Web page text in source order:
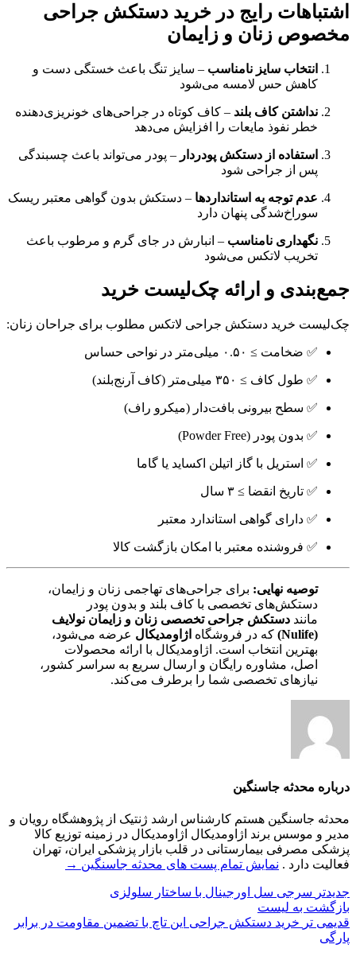
اشتباهات رایج در خرید دستکش جراحی
مخصوص زنان و زایمان
انتخاب سایز نامناسب – سایز تنگ باعث خستگی دست و
کاهش حس لامسه می‌شود
نداشتن کاف بلند – کاف کوتاه در جراحی‌های خونریزی‌دهنده
خطر نفوذ مایعات را افزایش می‌دهد
استفاده از دستکش پودردار – پودر می‌تواند باعث چسبندگی
پس از جراحی شود
عدم توجه به استانداردها – دستکش بدون گواهی معتبر ریسک
سوراخ‌شدگی پنهان دارد
نگهداری نامناسب – انبارش در جای گرم و مرطوب باعث
تخریب لاتکس می‌شود
جمع‌بندی و ارائه چک‌لیست خرید
چک‌لیست خرید دستکش جراحی لاتکس مطلوب برای جراحان زنان:
✅ ضخامت ≥ ۰.۵۰ میلی‌متر در نواحی حساس
✅ طول کاف ≥ ۳۵۰ میلی‌متر (کاف آرنج‌بلند)
✅ سطح بیرونی بافت‌دار (میکرو راف)
✅ بدون پودر (Powder Free)
✅ استریل با گاز اتیلن اکساید یا گاما
✅ تاریخ انقضا ≥ ۳ سال
✅ دارای گواهی استاندارد معتبر
✅ فروشنده معتبر با امکان بازگشت کالا
توصیه نهایی: برای جراحی‌های تهاجمی زنان و زایمان،
دستکش‌های تخصصی با کاف بلند و بدون پودر
مانند دستکش جراحی تخصصی زنان و زایمان نولایف
(Nulife)
که در فروشگاه اژاومدیکال عرضه می‌شود،
بهترین انتخاب است. اژاومدیکال با ارائه محصولات
اصل، مشاوره رایگان و ارسال سریع به سراسر کشور،
نیازهای تخصصی شما را برطرف می‌کند.
درباره محدثه جاسنگین
محدثه جاسنگین هستم کارشناس ارشد ژنتیک از پژوهشگاه رویان و
مدیر و موسس برند اژاومدیکال اژاومدیکال در زمینه توزیع کالا
پزشکی مصرفی بیمارستانی در قلب بازار پزشکی ایران، تهران
فعالیت دارد . نمایش تمام پست های محدثه جاسنگین →
جدیدتر سرجی سل اورجینال با ساختار سلولزی
بازگشت به لیست
قدیمی تر خرید دستکش جراحی این تاچ با تضمین مقاومت در برابر
پارگی